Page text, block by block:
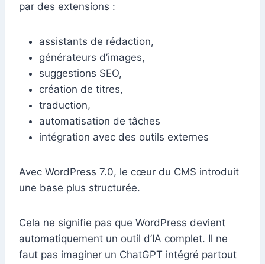
par des extensions :
assistants de rédaction,
générateurs d’images,
suggestions SEO,
création de titres,
traduction,
automatisation de tâches
intégration avec des outils externes
Avec WordPress 7.0, le cœur du CMS introduit
une base plus structurée.
Cela ne signifie pas que WordPress devient
automatiquement un outil d’IA complet. Il ne
faut pas imaginer un ChatGPT intégré partout